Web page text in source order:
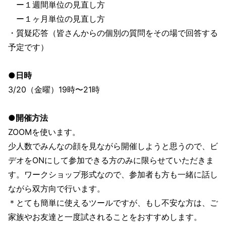
ー１週間単位の見直し方
ー１ヶ月単位の見直し方
・質疑応答（皆さんからの個別の質問をその場で回答する
予定です）
●日時
3/20（金曜）19時〜21時
●開催方法
ZOOMを使います。
少人数でみんなの顔を見ながら開催しようと思うので、ビ
デオをONにして参加できる方のみに限らせていただきま
す。ワークショップ形式なので、参加者も方も一緒に話し
ながら双方向で行います。
＊とても簡単に使えるツールですが、もし不安な方は、ご
家族やお友達と一度試されることをおすすめします。